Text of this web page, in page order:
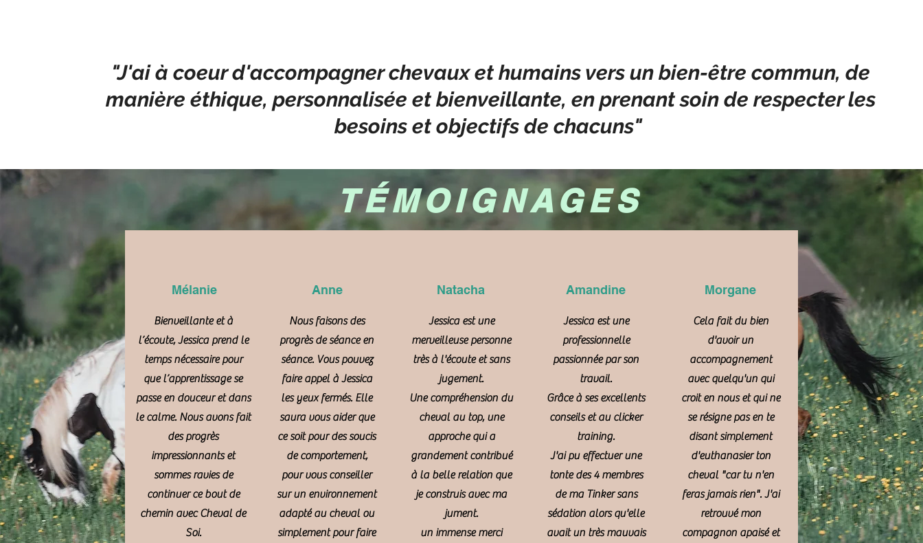
"J'ai à coeur d'accompagner chevaux et humains vers un bien-être commun, de
manière éthique, personnalisée et bienveillante, en prenant soin de respecter les
besoins et objectifs de chacuns"
TÉMOIGNAGES
Mélanie
Bienveillante et à
l’écoute, Jessica prend le
temps nécessaire pour
que l’apprentissage se
passe en douceur et dans
le calme. Nous avons fait
des progrès
impressionnants et
sommes ravies de
continuer ce bout de
chemin avec Cheval de
Soi.
Anne
Nous faisons des
progrès de séance en
séance. Vous pouvez
faire appel à Jessica
les yeux fermés. Elle
saura vous aider que
ce soit pour des soucis
de comportement,
pour vous conseiller
sur un environnement
adapté au cheval ou
simplement pour faire
Natacha
Jessica est une
merveilleuse personne
très à l'écoute et sans
jugement.
Une compréhension du
cheval au top, une
approche qui a
grandement contribué
à la belle relation que
je construis avec ma
jument.
un immense merci
Amandine
Jessica est une
professionnelle
passionnée par son
travail.
Grâce à ses excellents
conseils et au clicker
training.
J'ai pu effectuer une
tonte des 4 membres
de ma Tinker sans
sédation alors qu'elle
avait un très mauvais
Morgane
Cela fait du bien
d'avoir un
accompagnement
avec quelqu'un qui
croit en nous et qui ne
se résigne pas en te
disant simplement
d'euthanasier ton
cheval "car tu n'en
feras jamais rien". J'ai
retrouvé mon
compagnon apaisé et